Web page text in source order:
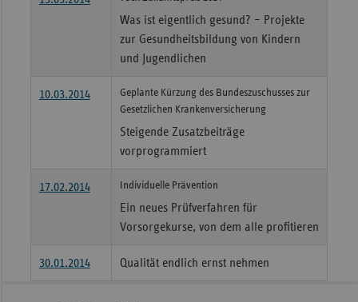
Was ist eigentlich gesund? – Projekte
zur Gesundheitsbildung von Kindern
und Jugendlichen
10.03.2014
Geplante Kürzung des Bundeszuschusses zur
Gesetzlichen Krankenversicherung
Steigende Zusatzbeiträge
vorprogrammiert
17.02.2014 Individuelle Prävention
Ein neues Prüfverfahren für
Vorsorgekurse, von dem alle profitieren
30.01.2014 Qualität endlich ernst nehmen